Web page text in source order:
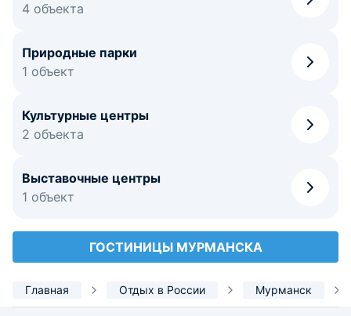
4 объекта
Природные парки
1 объект
Культурные центры
2 объекта
Выставочные центры
1 объект
ГОСТИНИЦЫ МУРМАНСКА
Главная Отдых в России Мурманск